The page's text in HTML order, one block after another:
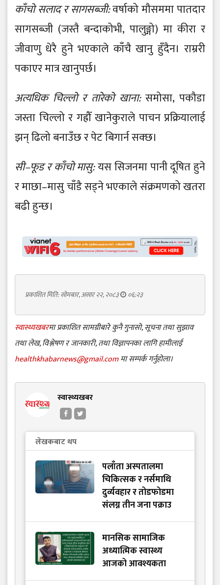
काँचो सलाद र सागसब्जी:वर्षाको मौसममा पातदार
सागसब्जी (जस्तै बन्दाकोभी, पालुङ्गो) मा कीरा र
जीवाणु धेरै हुने भएकाले काँचै खानु हुँदैन। राम्ररी
पकाएर मात्र खानुपर्छ।
अत्यधिक चिल्लो र तारेको खाना:समोसा, पकौडा
जस्ता चिल्लो र गह्रौँ खानेकुराले पाचन प्रक्रियालाई
झन् ढिलो बनाउँछ र पेट बिगार्न सक्छ।
सी–फूड र काँचो मासु:यस सिजनमा पानी दूषित हुने
र माछा–मासु चाँडै सड्ने भएकाले संक्रमणको खतरा
बढी हुन्छ।
प्रकाशित मिति: सोमबार, असार २२, २०८३ ०६:२३
स्वास्थ्यखबरमा प्रकाशित सामग्रीबारे कुनै गुनासो, सूचना तथा सुझाव
तथा लेख, विश्लेषण र जानकारी, तथा विज्ञापनका लागि हामीलाई
healthkhabarnews@gmail.comमा सम्पर्क गर्नुहोला।
स्वास्थ्यखबर
लेखकबाट थप
पलाँता अस्पतालमा
चिकित्सक र नर्समाथि
दुर्व्यवहार र तोडफोडमा
संलग्न तीन जना पक्राउ
मानसिक सामाजिक
अध्यात्मिक स्वास्थ्य
आजको आवश्यकता